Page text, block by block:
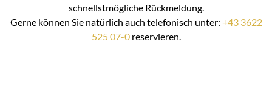
schnellstmögliche Rückmeldung.
Gerne können Sie natürlich auch telefonisch unter: +43 3622
525 07-0reservieren.